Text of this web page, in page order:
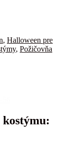
, Halloween pre
, Požičovňa